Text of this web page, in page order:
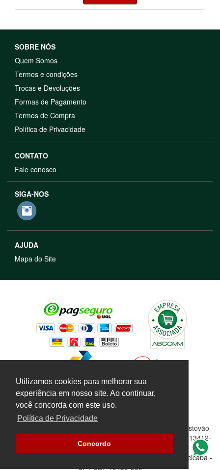
Utilizamos cookies para melhorar sua
experiência em nosso site. Ao continuar,
você concorda com este uso.
Política de Privacidade
Concordo
SOBRE NÓS
Quem Somos
Termos e condições
Trocas e Devoluções
Formas de Pagamento
Termos de Compra
Política de Privacidade
CONTATO
Fale conosco
SIGA-NOS
AJUDA
Mapa do Site
Marinho Agropecuária Sta. Terezinha e Pompéia | Av. Cristovão
Colombo, 2629 - Santa Terezinha | Piracicaba - SP | CEP 13412-
227 | (19) 3372-3885
Nova Loja: Av. Rio das Pedras, 2364 | Piracicamirim | Piracicaba -
SP | CEP 13425-380